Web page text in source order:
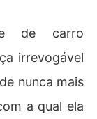
de carro
irrevogável
nunca mais
a qual ela